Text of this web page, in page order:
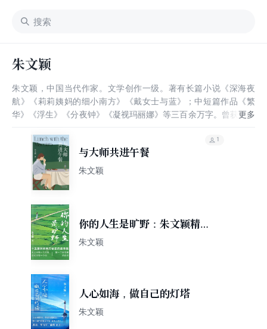
朱文颖
朱文颖，中国当代作家。文学创作一级。著有长篇小说《深海夜
航》《莉莉姨妈的细小南方》《戴女士与蓝》；中短篇作品《繁
华》《浮生》《分夜钟》《凝视玛丽娜》等三百余万字。曾获国内
脉在她身上获得了新的延展。”有部分英、法、日、俄、韩、德、
意大利文译本。近年来多次参加各种国际文学节和国际文学交流活
动，希望开拓国际化视野，在全球背景和本土地域文化中寻觅并发
现一条新的路径。现居苏州。
与大师共进午餐
朱文颖
1
你的人生是旷野：朱文颖精选
集
朱文颖
人心如海，做自己的灯塔
朱文颖